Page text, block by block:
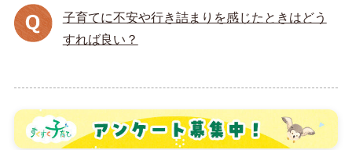
子育てに不安や行き詰まりを感じたときはどう
すれば良い？